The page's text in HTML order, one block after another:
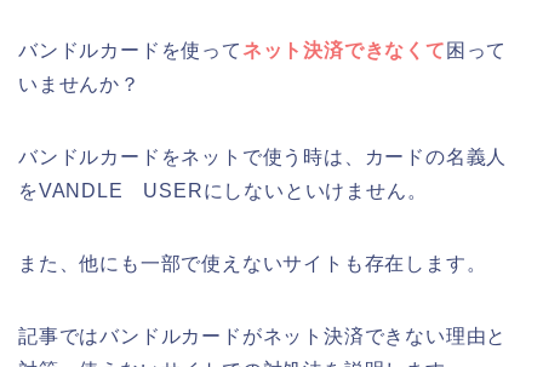
バンドルカードを使って ネット決済できなくて 困って
いませんか？
バンドルカードをネットで使う時は、カードの名義人
をVANDLE USERにしないといけません。
また、他にも一部で使えないサイトも存在します。
記事ではバンドルカードがネット決済できない理由と